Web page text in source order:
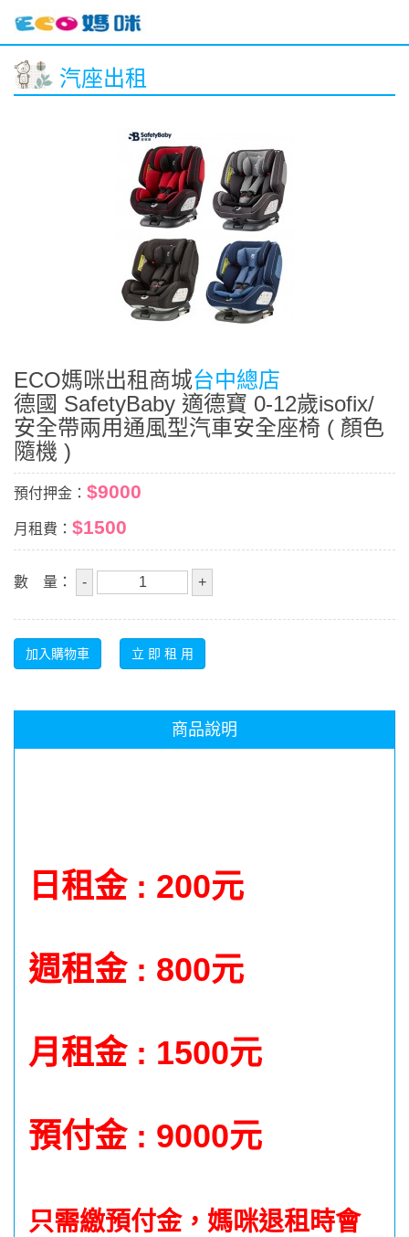
汽座出租
ECO媽咪出租商城台中總店
德國 SafetyBaby 適德寶 0-12歲isofix/
安全帶兩用通風型汽車安全座椅 ( 顏色
隨機 )
預付押金： $9000
月租費： $1500
數 量：
商品說明
日租金 : 200元
週租金 : 800元
月租金 : 1500元
預付金 : 9000元
只需繳預付金，媽咪退租時會